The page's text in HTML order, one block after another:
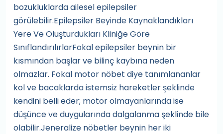
bozukluklarda ailesel epilepsiler
görülebilir.Epilepsiler Beyinde Kaynaklandıkları
Yere Ve Oluşturdukları Kliniğe Göre
SınıflandırılırlarFokal epilepsiler beynin bir
kısmından başlar ve bilinç kaybına neden
olmazlar. Fokal motor nöbet diye tanımlananlar
kol ve bacaklarda istemsiz hareketler şeklinde
kendini belli eder; motor olmayanlarında ise
düşünce ve duygularında dalgalanma şeklinde bile
olabilir.Jeneralize nöbetler beynin her iki